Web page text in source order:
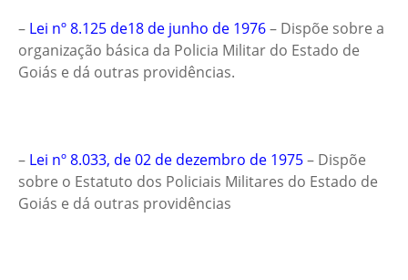
– Lei nº 8.125 de18 de junho de 1976– Dispõe sobre a
organização básica da Policia Militar do Estado de
Goiás e dá outras providências.
– Lei nº 8.033, de 02 de dezembro de 1975– Dispõe
sobre o Estatuto dos Policiais Militares do Estado de
Goiás e dá outras providências